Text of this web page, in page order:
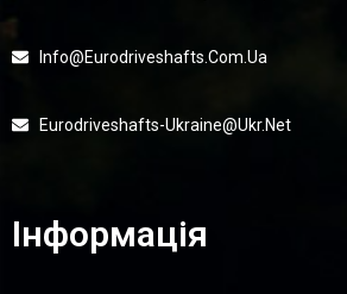
Info@eurodriveshafts.com.ua
Eurodriveshafts-Ukraine@ukr.net
Інформація